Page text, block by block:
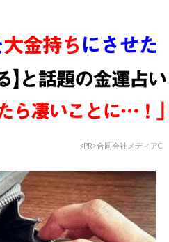
<PR>合同会社メディアC